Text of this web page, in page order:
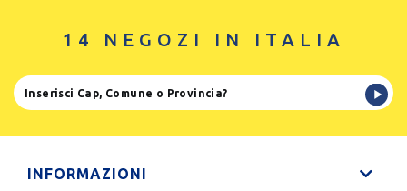
14 NEGOZI IN ITALIA
INFORMAZIONI